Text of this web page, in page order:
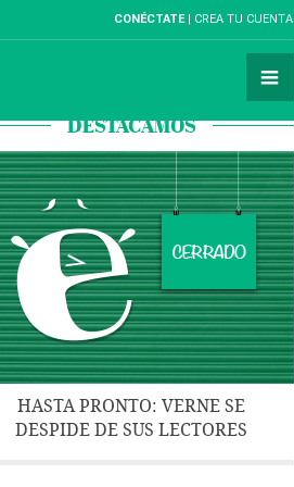
CONÉCTATE CREA TU CUENTA
DESTACAMOS
HASTA PRONTO: VERNE SE
DESPIDE DE SUS LECTORES